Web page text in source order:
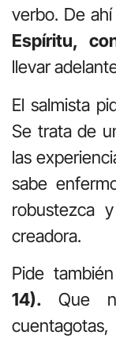
verbo. De
Espíritu,
llevar
El salmista
Se trata de
las
sabe
robustezca
creadora.
Pide
14). Que